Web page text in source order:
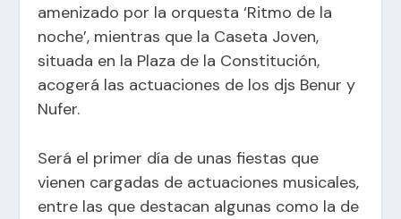
amenizado por la orquesta ‘Ritmo de la
noche’, mientras que la Caseta Joven,
situada en la Plaza de la Constitución,
acogerá las actuaciones de los djs Benur y
Nufer.
Será el primer día de unas fiestas que
vienen cargadas de actuaciones musicales,
entre las que destacan algunas como la de